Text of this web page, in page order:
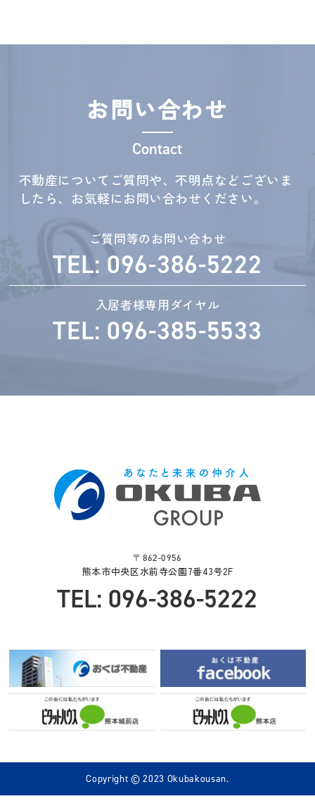
お問い合わせ
Contact
不動産についてご質問や、不明点などございま
したら、お気軽にお問い合わせください。
ご質問等のお問い合わせ
TEL: 096-386-5222
入居者様専用ダイヤル
TEL: 096-385-5533
〒862-0956
熊本市中央区水前寺公園7番43号2F
TEL: 096-386-5222
Copyright © 2023 Okubakousan.